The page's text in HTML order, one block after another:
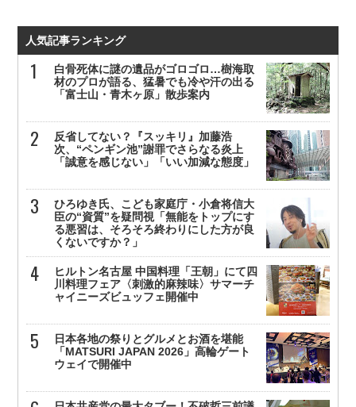
人気記事ランキング
白骨死体に謎の遺品がゴロゴロ…樹海取
材のプロが語る、猛暑でも冷や汗の出る
「富士山・青木ヶ原」散歩案内
反省してない？『スッキリ』加藤浩
次、“ペンギン池”謝罪でさらなる炎上
「誠意を感じない」「いい加減な態度」
ひろゆき氏、こども家庭庁・小倉将信大
臣の“資質”を疑問視「無能をトップにす
る悪習は、そろそろ終わりにした方が良
くないですか？」
ヒルトン名古屋 中国料理「王朝」にて四
川料理フェア〈刺激的麻辣味〉サマーチ
ャイニーズビュッフェ開催中
日本各地の祭りとグルメとお酒を堪能
「MATSURI JAPAN 2026」高輪ゲート
ウェイで開催中